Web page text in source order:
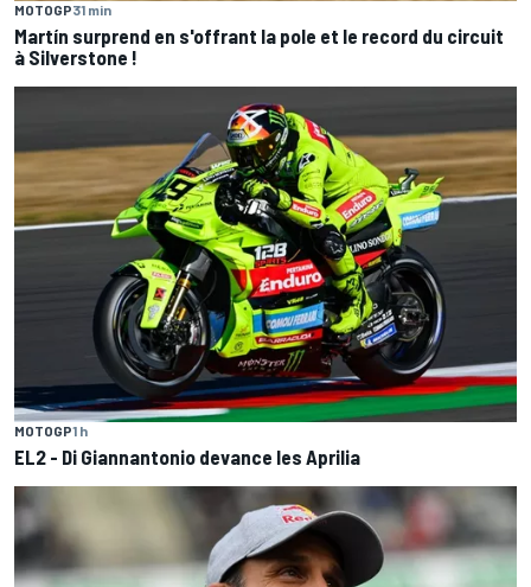
MOTOGP31 min
Martín surprend en s'offrant la pole et le record du circuit
à Silverstone !
MOTOGP1 h
EL2 - Di Giannantonio devance les Aprilia